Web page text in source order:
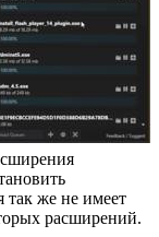
так же не имеет
расширений.